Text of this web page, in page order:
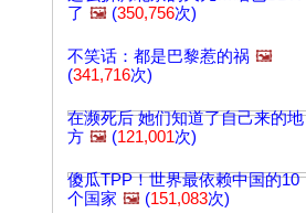
了 🖼️ (350,756次)
不笑话：都是巴黎惹的祸 🖼️
(341,716次)
在濒死后 她们知道了自己来的地
方 🖼️ (121,001次)
傻瓜TPP！世界最依赖中国的10
个国家 🖼️ (151,083次)